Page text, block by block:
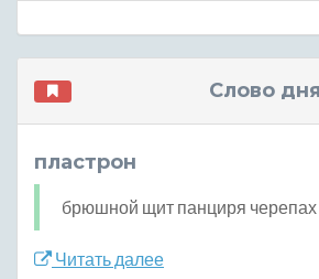
Слово дня
пластрон
брюшной щит панциря черепах
Читать далее